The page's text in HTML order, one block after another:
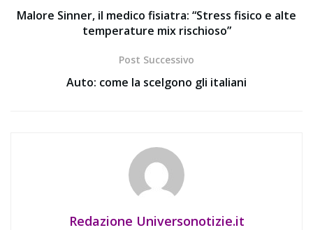
Malore Sinner, il medico fisiatra: “Stress fisico e alte
temperature mix rischioso”
Post Successivo
Auto: come la scelgono gli italiani
Redazione Universonotizie.it